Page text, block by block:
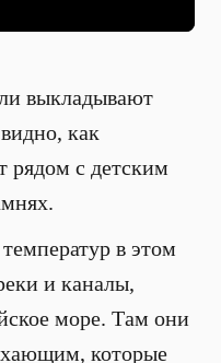
выкладывают
как
рядом с детским
в этом
и каналы,
море. Там они
которые